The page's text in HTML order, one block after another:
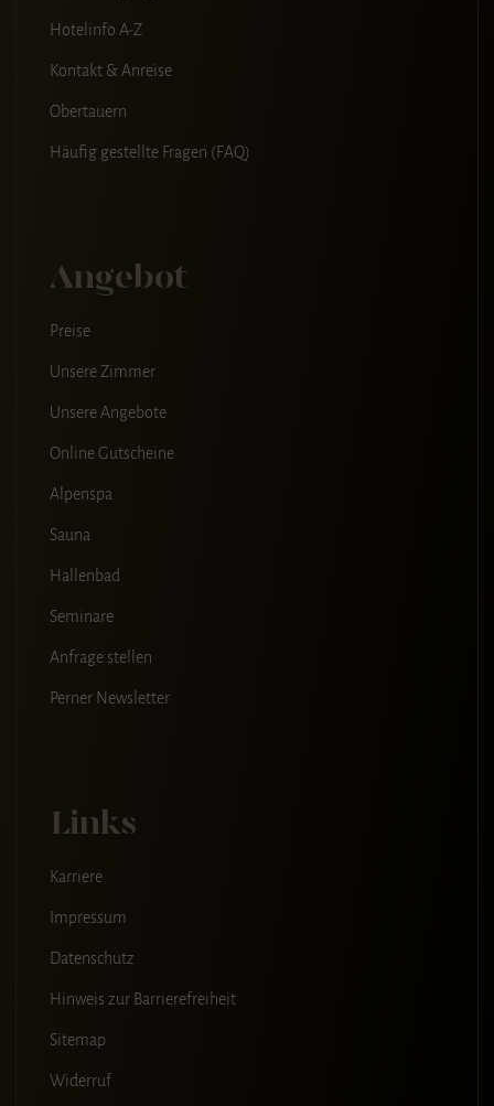
Hotelinfo A-Z
Kontakt & Anreise
Obertauern
Häufig gestellte Fragen (FAQ)
Angebot
Preise
Unsere Zimmer
Unsere Angebote
Online Gutscheine
Alpenspa
Sauna
Hallenbad
Seminare
Anfrage stellen
Perner Newsletter
Links
Karriere
Impressum
Datenschutz
Hinweis zur Barrierefreiheit
Sitemap
Widerruf